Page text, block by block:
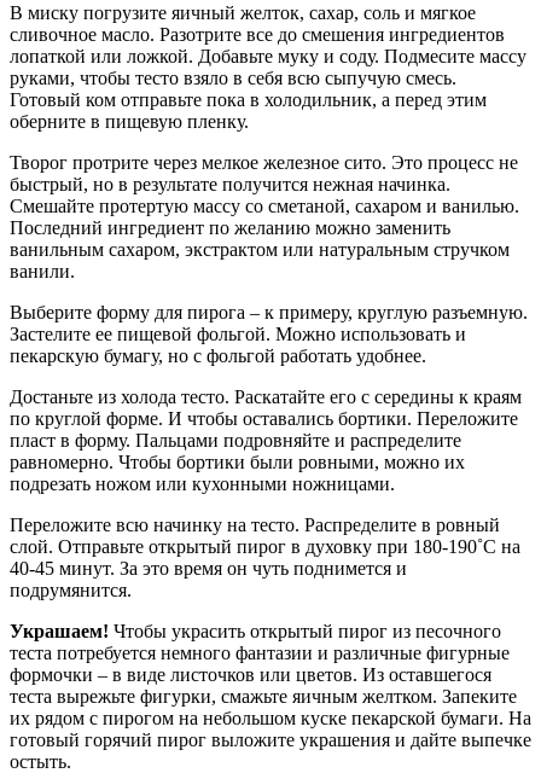
В миску погрузите яичный желток, сахар, соль и мягкое
сливочное масло. Разотрите все до смешения ингредиентов
лопаткой или ложкой. Добавьте муку и соду. Подмесите массу
руками, чтобы тесто взяло в себя всю сыпучую смесь.
Готовый ком отправьте пока в холодильник, а перед этим
оберните в пищевую пленку.
Творог протрите через мелкое железное сито. Это процесс не
быстрый, но в результате получится нежная начинка.
Смешайте протертую массу со сметаной, сахаром и ванилью.
Последний ингредиент по желанию можно заменить
ванильным сахаром, экстрактом или натуральным стручком
ванили.
Выберите форму для пирога – к примеру, круглую разъемную.
Застелите ее пищевой фольгой. Можно использовать и
пекарскую бумагу, но с фольгой работать удобнее.
Достаньте из холода тесто. Раскатайте его с середины к краям
по круглой форме. И чтобы оставались бортики. Переложите
пласт в форму. Пальцами подровняйте и распределите
равномерно. Чтобы бортики были ровными, можно их
подрезать ножом или кухонными ножницами.
Переложите всю начинку на тесто. Распределите в ровный
слой. Отправьте открытый пирог в духовку при 180-190˚С на
40-45 минут. За это время он чуть поднимется и
подрумянится.
Украшаем! Чтобы украсить открытый пирог из песочного
теста потребуется немного фантазии и различные фигурные
формочки – в виде листочков или цветов. Из оставшегося
теста вырежьте фигурки, смажьте яичным желтком. Запеките
их рядом с пирогом на небольшом куске пекарской бумаги. На
готовый горячий пирог выложите украшения и дайте выпечке
остыть.